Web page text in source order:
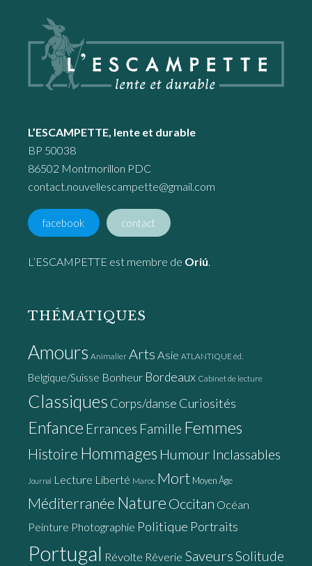
L’ESCAMPETTE, lente et durable
BP 50038
86502 Montmorillon PDC
contact.nouvellescampette@gmail.com
facebook contact
L’ESCAMPETTE est membre de Oriú
THÉMATIQUES
Amours Animalier Arts Asie ATLANTIQUE éd.
Belgique/Suisse Bonheur Bordeaux Cabinet de lecture
Classiques Corps/danse Curiosités
Enfance Errances Famille Femmes
Histoire Hommages Humour Inclassables
Journal Lecture Liberté Maroc Mort Moyen Âge
Méditerranée Nature Occitan Océan
Peinture Photographie Politique Portraits
Portugal Révolte Rêverie Saveurs Solitude